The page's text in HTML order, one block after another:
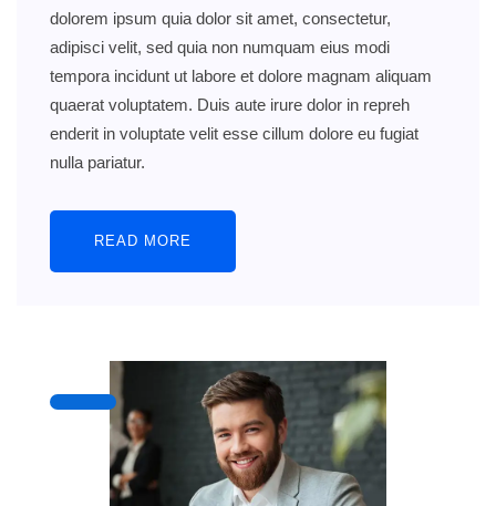
dolorem ipsum quia dolor sit amet, consectetur,
adipisci velit, sed quia non numquam eius modi
tempora incidunt ut labore et dolore magnam aliquam
quaerat voluptatem. Duis aute irure dolor in repreh
enderit in voluptate velit esse cillum dolore eu fugiat
nulla pariatur.
READ MORE